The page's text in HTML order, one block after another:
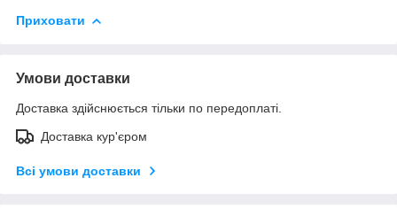
Приховати
Умови доставки
Доставка здійснюється тільки по передоплаті.
Доставка кур'єром
Всі умови доставки